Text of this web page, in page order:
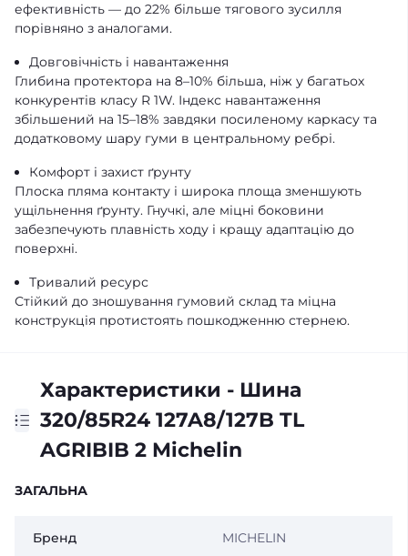
ефективність — до 22% більше тягового зусилля
порівняно з аналогами.
Довговічність і навантаження
Глибина протектора на 8–10% більша, ніж у багатьох
конкурентів класу R 1W. Індекс навантаження
збільшений на 15–18% завдяки посиленому каркасу та
додатковому шару гуми в центральному ребрі.
Комфорт і захист ґрунту
Плоска пляма контакту і широка площа зменшують
ущільнення ґрунту. Гнучкі, але міцні боковини
забезпечують плавність ходу і кращу адаптацію до
поверхні.
Тривалий ресурс
Стійкий до зношування гумовий склад та міцна
конструкція протистоять пошкодженню стернею.
Характеристики - Шина
320/85R24 127A8/127B TL
AGRIBIB 2 Michelin
ЗАГАЛЬНА
Бренд MICHELIN